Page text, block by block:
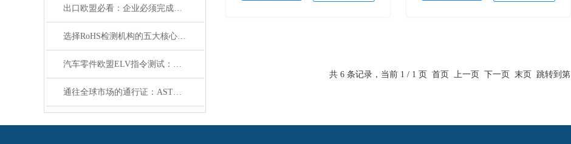
出口欧盟必看：企业必须完成REACH-SVHC检测的意义
选择RoHS检测机构的五大核心要素
汽车零件欧盟ELV指令测试：核心要求与测试方法解析
通往全球市场的通行证：ASTM D6055合规性测试指南
共 6 条记录，当前 1 / 1 页 首页 上一页 下一页 末页 跳转到第